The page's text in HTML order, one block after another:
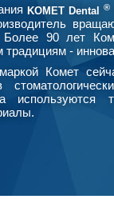
KOMET Dental ®
Более 90 лет
традициям -
Комет
используются